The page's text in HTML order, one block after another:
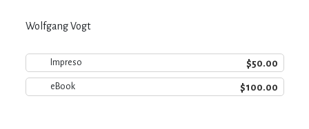
Wolfgang Vogt
Impreso $50.00
eBook $100.00